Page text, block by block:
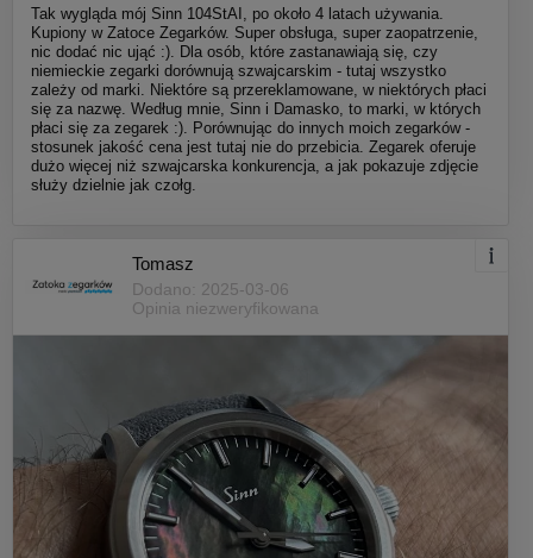
Tak wygląda mój Sinn 104StAI, po około 4 latach używania.
Kupiony w Zatoce Zegarków. Super obsługa, super zaopatrzenie,
nic dodać nic ująć :). Dla osób, które zastanawiają się, czy
niemieckie zegarki dorównują szwajcarskim - tutaj wszystko
zależy od marki. Niektóre są przereklamowane, w niektórych płaci
się za nazwę. Według mnie, Sinn i Damasko, to marki, w których
płaci się za zegarek :). Porównując do innych moich zegarków -
stosunek jakość cena jest tutaj nie do przebicia. Zegarek oferuje
dużo więcej niż szwajcarska konkurencja, a jak pokazuje zdjęcie
służy dzielnie jak czołg.
Tomasz
Dodano: 2025-03-06
Opinia niezweryfikowana